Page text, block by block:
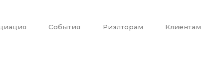
События Риэлторам Клиентам